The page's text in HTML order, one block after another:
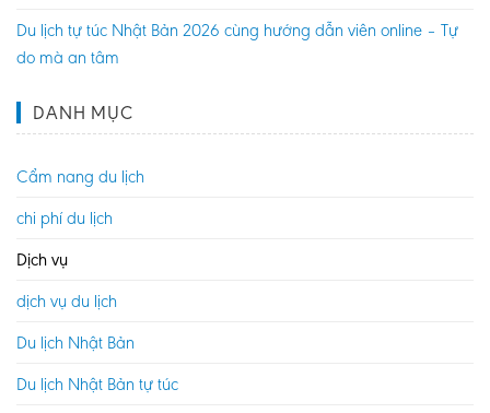
Du lịch tự túc Nhật Bản 2026 cùng hướng dẫn viên online – Tự
do mà an tâm
DANH MỤC
Cẩm nang du lịch
chi phí du lịch
Dịch vụ
dịch vụ du lịch
Du lịch Nhật Bản
Du lịch Nhật Bản tự túc